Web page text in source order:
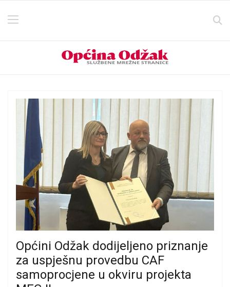
Općini Odžak dodijeljeno priznanje
za uspješnu provedbu CAF
samoprocjene u okviru projekta